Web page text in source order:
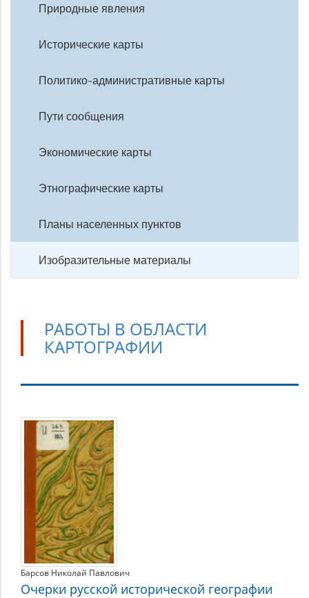
Природные явления
Исторические карты
Политико-административные карты
Пути сообщения
Экономические карты
Этнографические карты
Планы населенных пунктов
Изобразительные материалы
РАБОТЫ В ОБЛАСТИ
КАРТОГРАФИИ
Работы
области
картографии
Барсов Николай Павлович
Очерки русской исторической географии